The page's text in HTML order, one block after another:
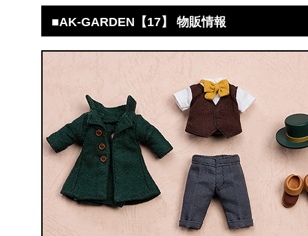
■AK-GARDEN【17】 物販情報